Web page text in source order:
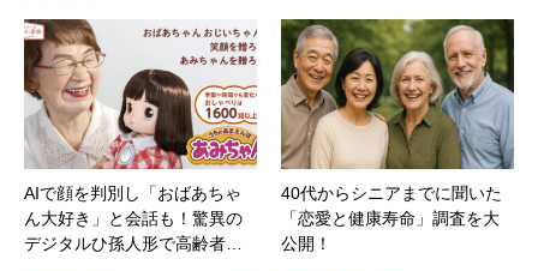
AIで顔を判別し「おばあちゃ
ん大好き」と会話も！驚異の
デジタルひ孫人形で高齢者…
40代からシニアまでに聞いた
「恋愛と健康寿命」調査を大
公開！